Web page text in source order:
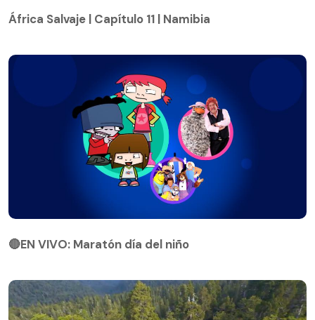
África Salvaje | Capítulo 11 | Namibia
🔴EN VIVO: Maratón día del niño